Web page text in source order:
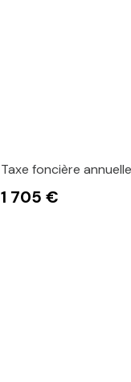
Taxe foncière annuelle
1 705 €